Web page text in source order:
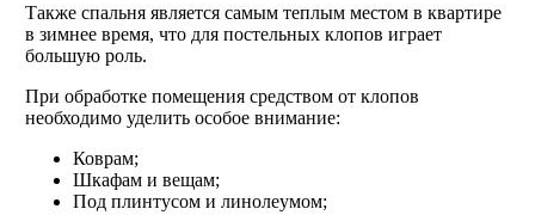
Также спальня является самым теплым местом в квартире
в зимнее время, что для постельных клопов играет
большую роль.
При обработке помещения средством от клопов
необходимо уделить особое внимание:
Коврам;
Шкафам и вещам;
Под плинтусом и линолеумом;